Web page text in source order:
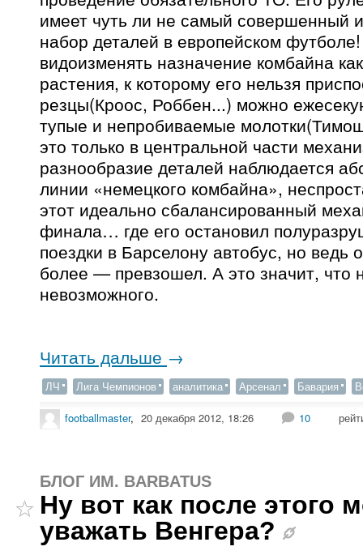
имеет чуть ли не самый совершенный
набор деталей в европейском
видоизменять назначение комбайна
растения, к которому его нельзя
резцы(Кроос, Роббен...) можно
тупые и непробиваемые
это только в центральной части
разнообразие деталей наблюдается
линии «немецкого комбайна»,
этот идеально сбалансированный
финала… где его остановил
поездки в Барселону автобус, но ведь
более — превзошел. А это значит, что
невозможного.
Читать дальше →
ЛЧ Лига Чемпионов аналитика Арсенал Бавария
footballmaster, 20 декабря 2012, 18:26 10
БЛОГ ИМ. BARBATUS
Ну вот как после этого
уважать Венгера?